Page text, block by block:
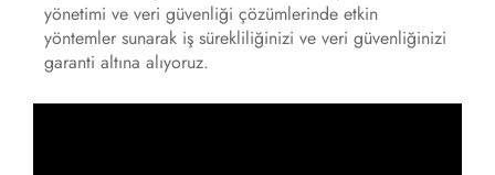
yönetimi ve veri güvenliği çözümlerinde etkin
yöntemler sunarak iş sürekliliğinizi ve veri güvenliğinizi
garanti altına alıyoruz.